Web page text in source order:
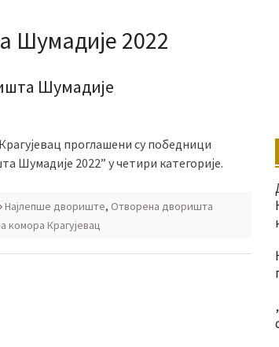
Шумадије 2022
Шумадије
проглашени су победници
Шумадије 2022” у четири категорије.
Најлепше двориште, Отворена дворишта
комора Крагујевац